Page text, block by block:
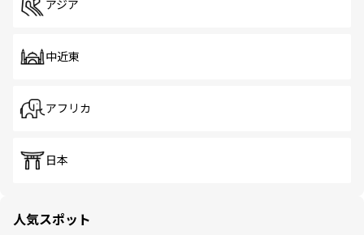
アジア
中近東
アフリカ
日本
人気スポット